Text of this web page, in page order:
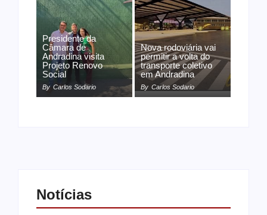
Presidente da
Câmara de
Andradina visita
Projeto Renovo
Social
By Carlos Sodario
Nova rodoviária vai
permitir a volta do
transporte coletivo
em Andradina
By Carlos Sodario
Notícias